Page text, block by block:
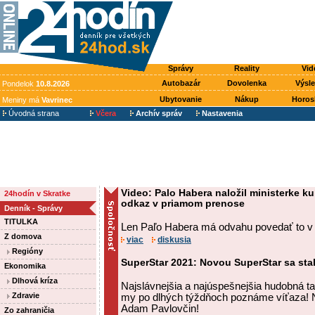
Správy Reality
Pondelok 10.8.2026 Autobazár Dovolenka
Meniny má Vavrinec Ubytovanie Nákup
Úvodná strana
Včera Archív správ Nastavenia
24hodín v Skratke
Denník - Správy
TITULKA
Z domova
Regióny
Ekonomika
Dlhová kríza
Zdravie
Zo zahraničia
Video: Palo Habera naložil ministerke
odkaz v priamom prenose
Len Paľo Habera má odvahu povedať to
viac diskusia
SuperStar 2021: Novou SuperStar sa
Najslávnejšia a najúspešnejšia hudobná
my po dlhých týždňoch poznáme víťaza!
Adam Pavlovčin!